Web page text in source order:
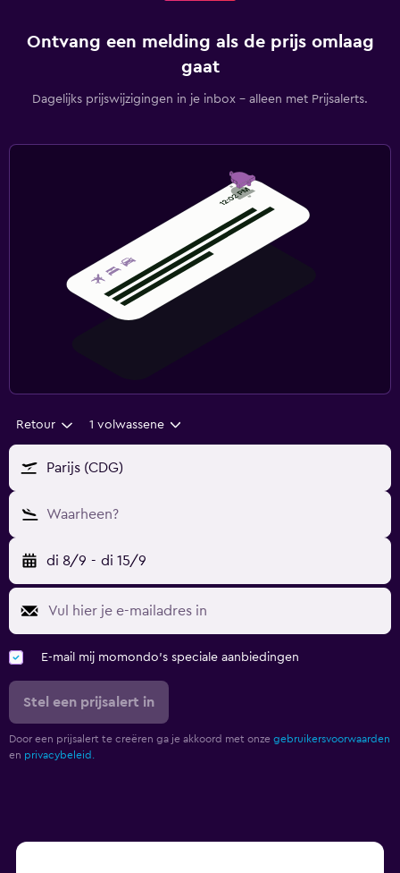
Ontvang een melding als de prijs omlaag
gaat
Dagelijks prijswijzigingen in je inbox - alleen met Prijsalerts.
Retour 1 volwassene
Parijs (CDG)
Waarheen?
di 8/9 - di 15/9
E-mail mij momondo's speciale aanbiedingen
Stel een prijsalert in
Door een prijsalert te creëren ga je akkoord met onze gebruikersvoorwaarden
en privacybeleid.